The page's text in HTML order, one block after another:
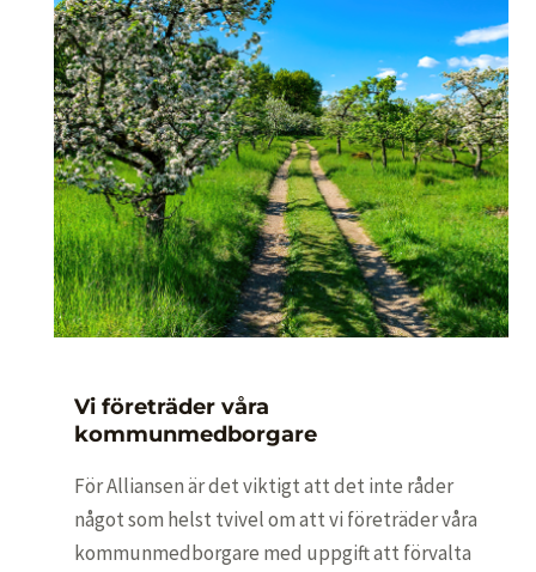
Vi företräder våra
kommunmedborgare
För Alliansen är det viktigt att det inte råder
något som helst tvivel om att vi företräder våra
kommunmedborgare med uppgift att förvalta